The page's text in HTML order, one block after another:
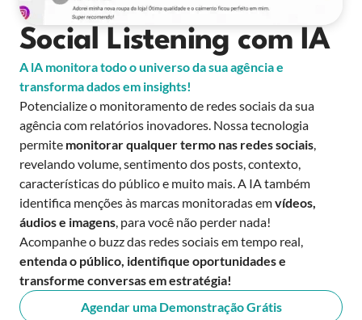
Social Listening com IA
A lA monitora todo o universo da sua agência e
transforma dados em insights!
Potencialize o monitoramento de redes sociais da sua
agência com relatórios inovadores. Nossa tecnologia
permite monitorar qualquer termo nas redes sociais,
revelando volume, sentimento dos posts, contexto,
características do público e muito mais. A IA também
identifica menções às marcas monitoradas emvídeos,
áudios e imagens, para você não perder nada!
Acompanhe o buzz das redes sociais em tempo real,
entenda o público, identifique oportunidades e
transforme conversas em estratégia!
Agendar uma Demonstração Grátis